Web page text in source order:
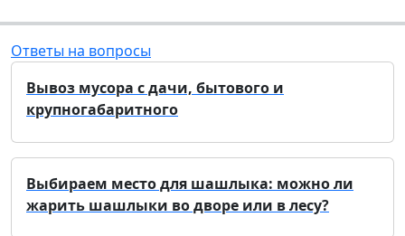
Ответы на вопросы
Вывоз мусора с дачи, бытового и
крупногабаритного
Выбираем место для шашлыка: можно ли
жарить шашлыки во дворе или в лесу?